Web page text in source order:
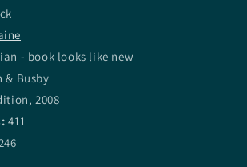
- book looks like new
& Busby
2008
411